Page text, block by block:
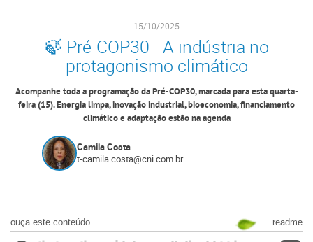
15/10/2025
🍃 Pré-COP30 - A indústria no
protagonismo climático
Acompanhe toda a programação da Pré-COP30, marcada para esta quarta-
feira (15). Energia limpa, inovação industrial, bioeconomia, financiamento
climático e adaptação estão na agenda
Camila Costa
t-camila.costa@cni.com.br
ouça este conteúdo readme